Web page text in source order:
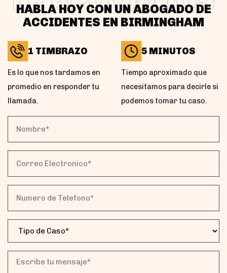
HABLA HOY CON UN ABOGADO DE
ACCIDENTES EN BIRMINGHAM
1 TIMBRAZO
Es lo que nos tardamos en
promedio en responder tu
llamada.
5 MINUTOS
Tiempo aproximado que
necesitamos para decirle si
podemos tomar tu caso.
(Obligatorio)
Telefono*
(Obligatorio)
Tipo
de
Caso
Escribe